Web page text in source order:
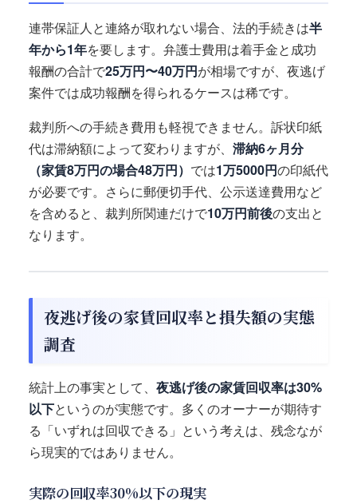
連帯保証人と連絡が取れない場合、法的手続きは半
年から1年を要します。弁護士費用は着手金と成功
報酬の合計で25万円〜40万円が相場ですが、夜逃げ
案件では成功報酬を得られるケースは稀です。
裁判所への手続き費用も軽視できません。訴状印紙
代は滞納額によって変わりますが、 滞納6ヶ月分
（家賃8万円の場合48万円） では1万5000円の印紙代
が必要です。さらに郵便切手代、公示送達費用など
を含めると、裁判所関連だけで10万円前後の支出と
なります。
夜逃げ後の家賃回収率と損失額の実態
調査
統計上の事実として、 夜逃げ後の家賃回収率は30%
以下というのが実態です。多くのオーナーが期待す
る「いずれは回収できる」という考えは、残念なが
ら現実的ではありません。
実際の回収率30%以下の現実